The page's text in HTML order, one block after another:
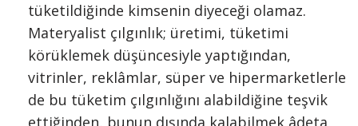
tüketildiğinde kimsenin diyeceği olamaz.
Materyalist çılgınlık; üretimi, tüketimi
körüklemek düşüncesiyle yaptığından,
vitrinler, reklâmlar, süper ve hipermarketlerle
de bu tüketim çılgınlığını alabildiğine teşvik
ettiğinden, bunun dışında kalabilmek âdeta